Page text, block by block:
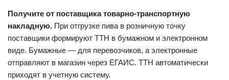
Получите от поставщика товарно-транспортную
накладную. При отгрузке пива в розничную точку
поставщики формируют ТТН в бумажном и электронном
виде. Бумажные — для перевозчиков, а электронные
отправляют в магазин через ЕГАИС. ТТН автоматически
приходят в учетную систему.